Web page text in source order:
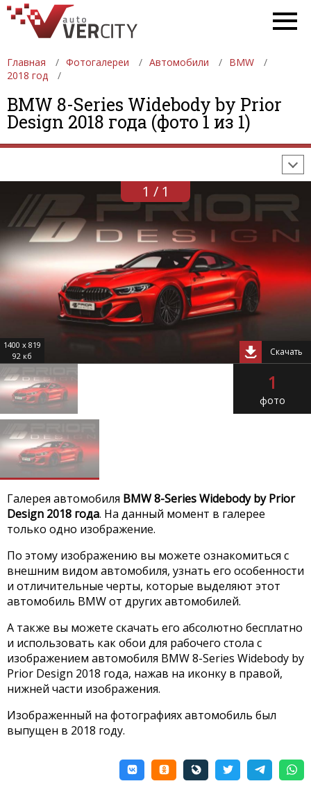
Главная Фотогалереи Автомобили
BMW
2018 год
BMW 8-Series Widebody by Prior
Design 2018 года (фото 1 из 1)
ФОТОГАЛЕРЕИ АВТОМОБИЛИ
ДЕВУШКИ
АВТОСАЛОНЫ
ФОРМУЛА-1
1 / 1
1400 x 819
92 кб
Скачать
1
фото
Галерея автомобиля BMW 8-Series Widebody by Prior
Design 2018 года. На данный момент в галерее
только одно изображение.
По этому изображению вы можете ознакомиться с
внешним видом автомобиля, узнать его особенности
и отличительные черты, которые выделяют этот
автомобиль BMW от других автомобилей.
А также вы можете скачать его абсолютно бесплатно
и использовать как обои для рабочего стола с
изображением автомобиля BMW 8-Series Widebody by
Prior Design 2018 года, нажав на иконку в правой,
нижней части изображения.
Изображенный на фотографиях автомобиль был
выпущен в 2018 году.